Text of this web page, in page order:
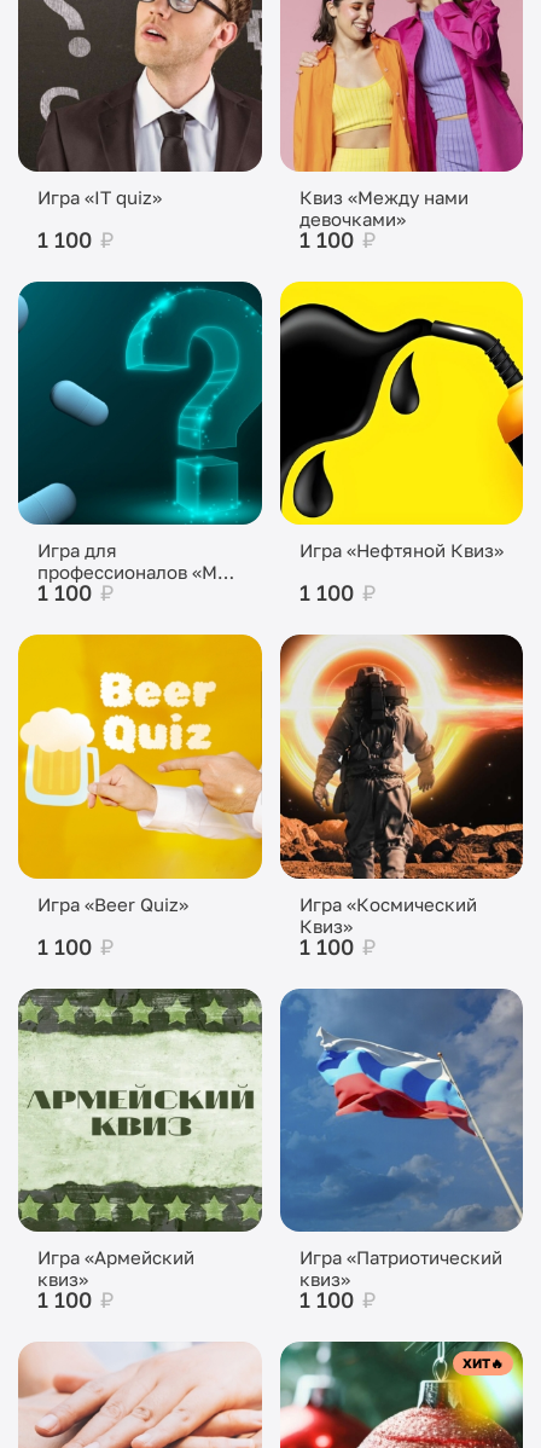
Игра «IT quiz»
1 100 ₽
Квиз «Между нами
девочками»
1 100 ₽
Игра для
профессионалов «Мед
Квиз»
1 100 ₽
Игра «Нефтяной Квиз»
1 100 ₽
Игра «Beer Quiz»
1 100 ₽
Игра «Космический
Квиз»
1 100 ₽
Игра «Армейский
квиз»
1 100 ₽
Игра «Патриотический
квиз»
1 100 ₽
ХИТ🔥